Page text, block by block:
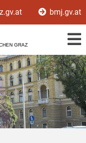
bmj.gv.at
GRAZ